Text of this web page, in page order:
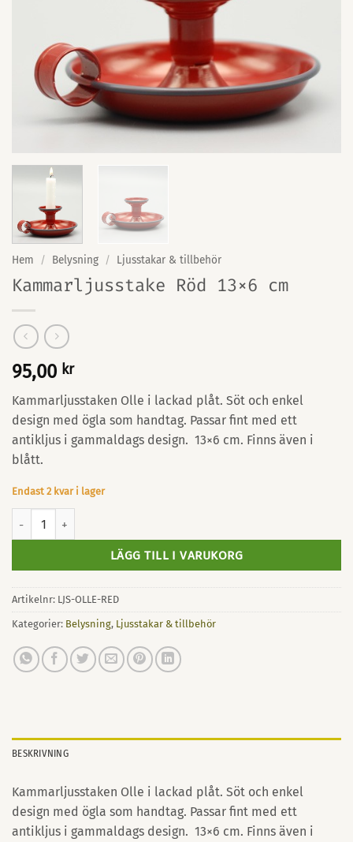
Hem / Belysning / Ljusstakar & tillbehör
Kammarljusstake Röd 13×6 cm
95,00 kr
Kammarljusstaken Olle i lackad plåt. Söt och enkel
design med ögla som handtag. Passar fint med ett
antikljus i gammaldags design. 13×6 cm. Finns även i
blått.
Endast 2 kvar i lager
LÄGG TILL I VARUKORG
Artikelnr: LJS-OLLE-RED
Kategorier: Belysning, Ljusstakar & tillbehör
BESKRIVNING
Kammarljusstaken Olle i lackad plåt. Söt och enkel
design med ögla som handtag. Passar fint med ett
antikljus i gammaldags design. 13×6 cm. Finns även i